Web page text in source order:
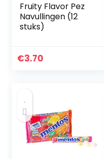
Fruity Flavor Pez
Navullingen (12
stuks)
€3.70